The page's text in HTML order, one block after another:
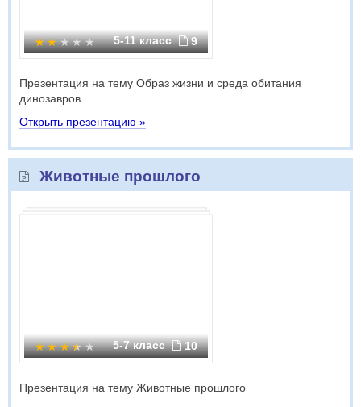
5-11 класс 9
Презентация на тему Образ жизни и среда обитания
динозавров
Открыть презентацию »
Животные прошлого
5-7 класс 10
Презентация на тему Животные прошлого